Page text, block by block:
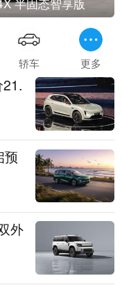
轿车 更多
预
外